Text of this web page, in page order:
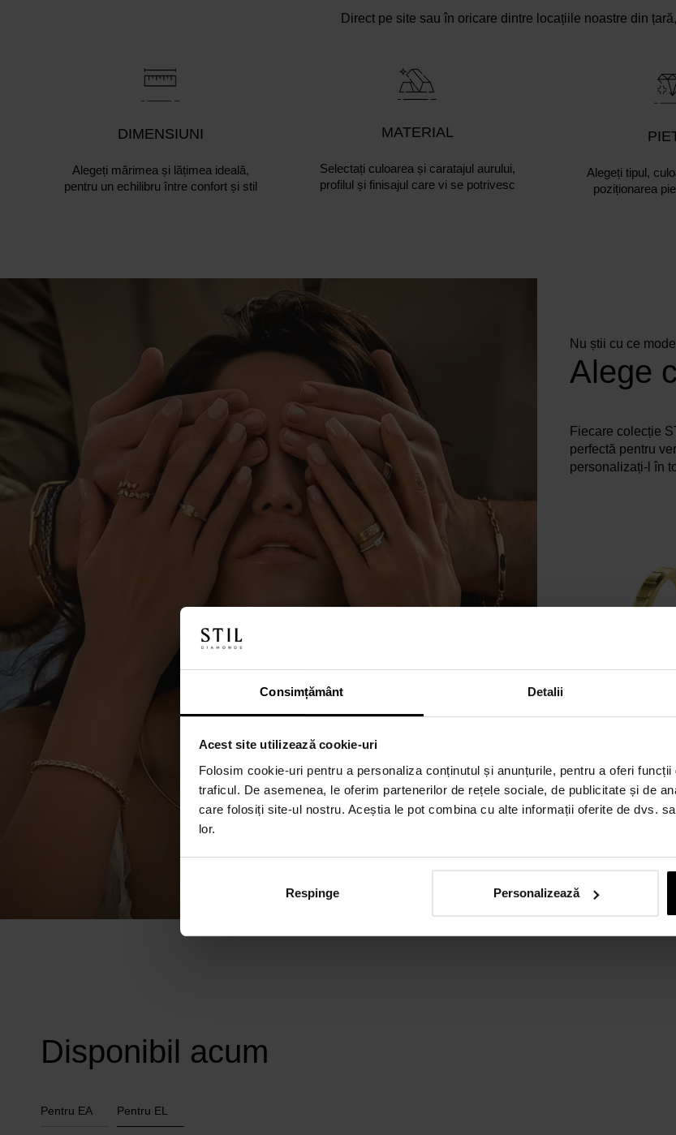
Consimțământ Detalii
Acest site utilizează cookie-uri
Folosim cookie-uri pentru a personaliza conținutul și anunțurile, pentru a oferi
traficul. De asemenea, le oferim partenerilor de rețele sociale, de publicitate și de
care folosiți site-ul nostru. Aceștia le pot combina cu alte informații oferite de dvs.
lor.
Respinge Personalizează
Direct pe site sau în oricare dintre locațiile noastre din
DIMENSIUNI
Alegeți mărimea și lățimea ideală,
pentru un echilibru între confort și stil
MATERIAL
Selectați culoarea și caratajul aurului,
profilul și finisajul care vi se potrivesc
Alegeți tipul,
poziționarea
Nu știi cu ce
Alege
Fiecare colecție
perfectă pentru
personalizați-l în
Disponibil acum
Pentru EA Pentru EL